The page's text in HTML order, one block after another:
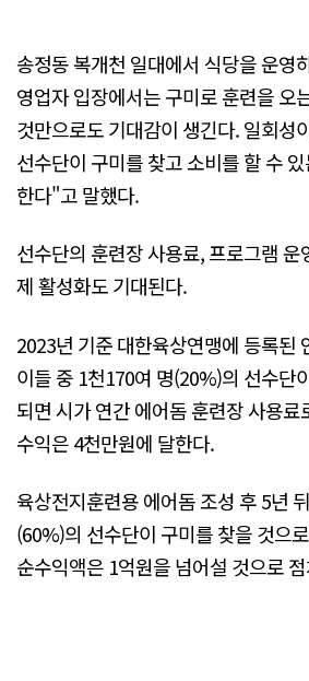
송정동 복개천 일대에서 식당을 운영
영업자 입장에서는 구미로 훈련을 오
것만으로도 기대감이 생긴다. 일회성
선수단이 구미를 찾고 소비를 할 수
한다"고 말했다.
선수단의 훈련장 사용료, 프로그램
제 활성화도 기대된다.
2023년 기준 대한육상연맹에 등록된
이들 중 1천170여 명(20%)의 선수단
되면 시가 연간 에어돔 훈련장 사용
수익은 4천만원에 달한다.
육상전지훈련용 에어돔 조성 후 5년
(60%)의 선수단이 구미를 찾을 것으
순수익액은 1억원을 넘어설 것으로